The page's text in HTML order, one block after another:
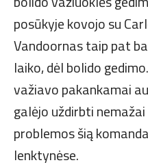
posūkyje kovojo su
Vandoornas taip pat
laiko, dėl bolido
važiavo pakankamai
galėjo uždirbti
problemos šią
lenktynėse.